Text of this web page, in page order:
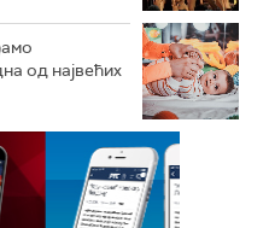
од највећих